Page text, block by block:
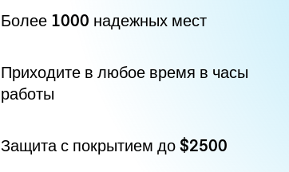
Более 1000 надежных мест
Приходите в любое время в часы
работы
Защита с покрытием до$2500